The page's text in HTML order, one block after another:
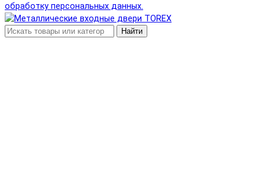
обработку персональных данных.
Найти